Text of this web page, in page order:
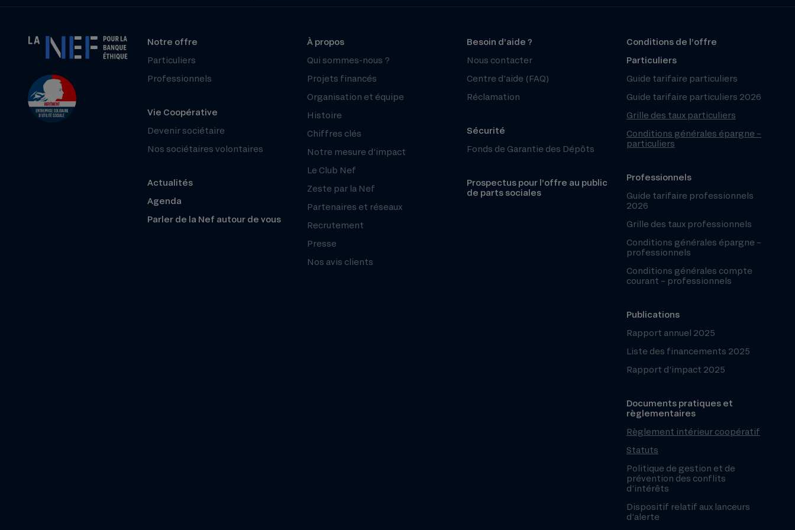
Notre offre
Particuliers
Professionnels
Vie Coopérative
Devenir sociétaire
Nos sociétaires volontaires
Actualités
Agenda
Parler de la Nef autour de vous
À propos
Qui sommes-nous ?
Projets financés
Organisation et équipe
Histoire
Chiffres clés
Notre mesure d’impact
Le Club Nef
Zeste par la Nef
Partenaires et réseaux
Recrutement
Presse
Nos avis clients
Besoin d’aide ?
Nous contacter
Centre d’aide (FAQ)
Réclamation
Sécurité
Fonds de Garantie des Dépôts
Prospectus pour l’offre au public
de parts sociales
Conditions de l’offre
Particuliers
Guide tarifaire particuliers
Guide tarifaire particuliers 2026
Grille des taux particuliers
Conditions générales épargne –
particuliers
Professionnels
Guide tarifaire professionnels
2026
Grille des taux professionnels
Conditions générales épargne –
professionnels
Conditions générales compte
courant – professionnels
Publications
Rapport annuel 2025
Liste des financements 2025
Rapport d’impact 2025
Documents pratiques et
règlementaires
Règlement intérieur coopératif
Statuts
Politique de gestion et de
prévention des conflits
d’intérêts
Dispositif relatif aux lanceurs
d’alerte